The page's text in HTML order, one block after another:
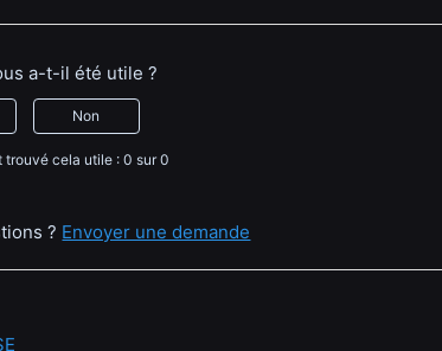
a-t-il été utile ?
Non
trouvé cela utile : 0 sur 0
? Envoyer une demande